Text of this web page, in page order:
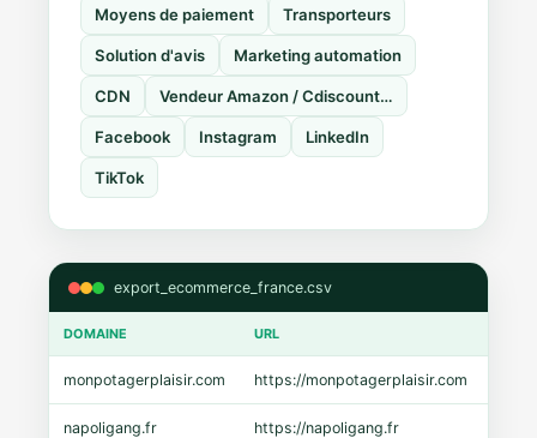
Moyens de paiement Transporteurs
Solution d'avis Marketing automation
CDN Vendeur Amazon / Cdiscount…
Facebook Instagram LinkedIn
TikTok
export_ecommerce_france.csv
DOMAINE URL
monpotagerplaisir.com https://monpotagerplaisir.com
napoligang.fr https://napoligang.fr